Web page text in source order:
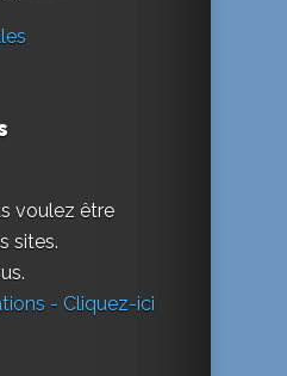
voulez être
sites.
- Cliquez-ici